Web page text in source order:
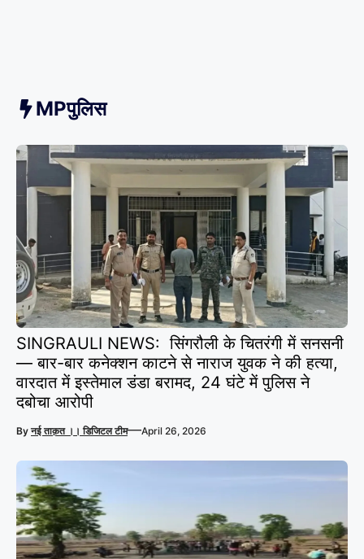
MPपुलिस
SINGRAULI NEWS: सिंगरौली के चितरंगी में सनसनी
— बार-बार कनेक्शन काटने से नाराज युवक ने की हत्या,
वारदात में इस्तेमाल डंडा बरामद, 24 घंटे में पुलिस ने
दबोचा आरोपी
Byनई ताक़त ।। डिजिटल टीम—April 26, 2026